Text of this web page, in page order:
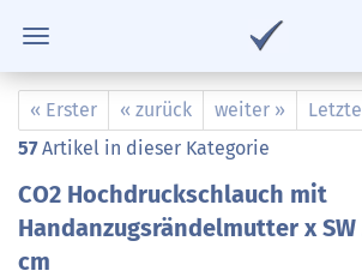
« Erster « zurück weiter »
57Artikel in dieser Kategorie
CO2 Hochdruckschlauch mit
Handanzugsrändelmutter x
cm